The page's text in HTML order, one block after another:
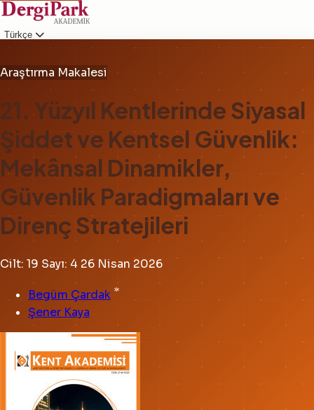
Türkçe
Araştırma Makalesi
21. Yüzyıl Kentlerinde Siyasal
Şiddet ve Kentsel Güvenlik:
Mekânsal Dinamikler,
Güvenlik Paradigmaları ve
Direnç Stratejileri
Cilt: 19 Sayı: 4 26 Nisan 2026
Begüm Çardak *
Şener Kaya